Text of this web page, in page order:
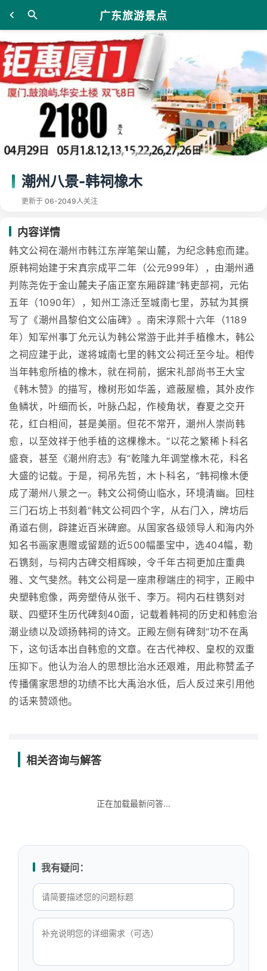
广东旅游景点
潮州八景-韩祠橡木
更新于 06-2049人关注
内容详情
韩文公祠在潮州市韩江东岸笔架山麓，为纪念韩愈而建。
原韩祠始建于宋真宗成平二年（公元999年），由潮州通
判陈尧佐于金山麓夫子庙正室东厢辟建“韩吏部祠，元佑
五年（1090年），知州工涤迁至城南七里，苏轼为其撰
写了《潮州昌黎伯文公庙碑》。南宋淳熙十六年（1189
年）知军州事丁允元认为韩公常游于此并手植橡木，韩公
之祠应建于此，遂将城南七里的韩文公祠迁至今址。相传
当年韩愈所植的橡木，就在祠前，据宋礼部尚书王大宝
《韩木赞》的描写，橡树形如华盖，遮蔽屋檐，其外皮作
鱼鳞状，叶细而长，叶脉凸起，作棱角状，春夏之交开
花，红白相间，甚是美丽。但花不常开，潮州人崇尚韩
愈，以至效祥于他手植的这棵橡木。“以花之繁稀卜科名
盛衰，甚至《潮州府志》有“乾隆九年调堂橡木花，科名
大盛的记载。于是，祠吊先哲，木卜科名，“韩祠橡木便
成了潮州八景之一。韩文公祠倚山临水，环境清幽。回柱
三门石坊上书刻着“韩文公祠四个字，从右门入，牌坊后
甬道右侧，辟建近百米碑廊。从国家各级领导人和海内外
知名书画家惠赠或留题的近500幅墨宝中，选404幅，勒
石镌刻，与祠内古碑交相辉映，令千年古祠更加庄重典
雅、文气斐然。韩文公祠是一座肃穆端庄的祠宇，正殿中
央塑韩愈像，两旁塑侍从张千、李万。祠内石柱镌刻对
联、四壁环生历代碑刻40面，记载着韩祠的历史和韩愈治
潮业绩以及颂扬韩祠的诗文。正殿左侧有碑刻“功不在禹
下，这句话本出自韩愈的文章。在古代神权、皇权的双重
压抑下。他认为治人的思想比治水还艰难，用此称赞孟子
传播儒家思想的功绩不比大禹治水低，后人反过来引用他
的话来赞颂他。
相关咨询与解答
正在加载最新问答...
我有疑问：